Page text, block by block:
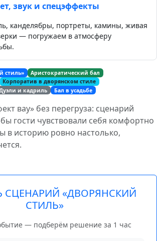
звук и спецэффекты
канделябры, портреты, камины, живая
— погружаем в атмосферу
стиль»
Аристократический бал
Корпоратив в дворянском стиле
и кадриль Бал в усадьбе
вау» без перегруза: сценарий
гости чувствовали себя комфортно
в историю ровно настолько,
СЦЕНАРИЙ «ДВОРЯНСКИЙ
СТИЛЬ»
— подберём решение за 1 час